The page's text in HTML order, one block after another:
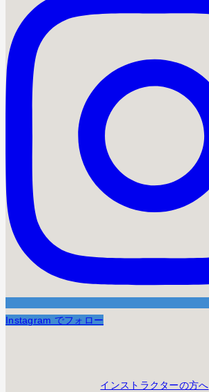
Instagram でフォロー
インストラクターの方へ